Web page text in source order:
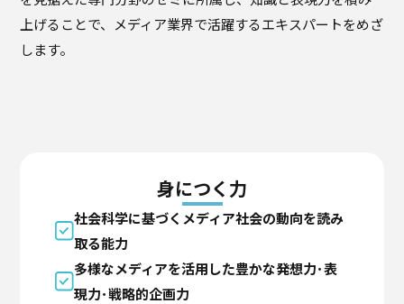
上げることで、メディア業界で活躍するエキスパートをめざ
します。
身につく力
社会科学に基づくメディア社会の動向を読み
取る能力
多様なメディアを活用した豊かな発想力･表
現力･戦略的企画力